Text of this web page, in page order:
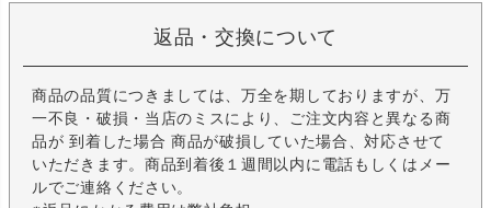
返品・交換について
商品の品質につきましては、万全を期しておりますが、万
一不良・破損・当店のミスにより、ご注文内容と異なる商
品が 到着した場合 商品が破損していた場合、対応させて
いただきます。商品到着後１週間以内に電話もしくはメー
ルでご連絡ください。